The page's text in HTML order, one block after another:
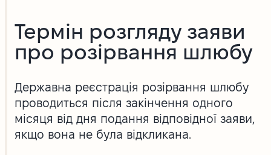
Термін розгляду заяви
про розірвання шлюбу
Державна реєстрація розірвання шлюбу
проводиться після закінчення одного
місяця від дня подання відповідної заяви,
якщо вона не була відкликана.